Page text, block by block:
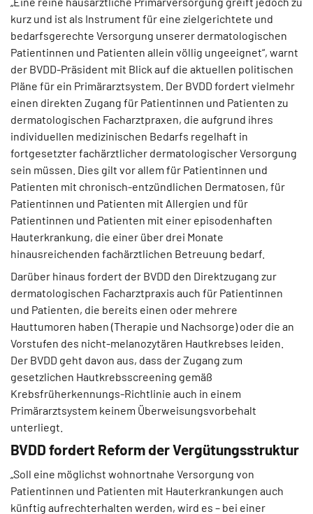
kurz und ist als Instrument für eine zielgerichtete und
bedarfsgerechte Versorgung unserer dermatologischen
Patientinnen und Patienten allein völlig ungeeignet“, warnt
der BVDD-Präsident mit Blick auf die aktuellen politischen
Pläne für ein Primärarztsystem. Der BVDD fordert vielmehr
einen direkten Zugang für Patientinnen und Patienten zu
dermatologischen Facharztpraxen, die aufgrund ihres
individuellen medizinischen Bedarfs regelhaft in
fortgesetzter fachärztlicher dermatologischer Versorgung
sein müssen. Dies gilt vor allem für Patientinnen und
Patienten mit chronisch-entzündlichen Dermatosen, für
Patientinnen und Patienten mit Allergien und für
Patientinnen und Patienten mit einer episodenhaften
Hauterkrankung, die einer über drei Monate
hinausreichenden fachärztlichen Betreuung bedarf.
Darüber hinaus fordert der BVDD den Direktzugang zur
dermatologischen Facharztpraxis auch für Patientinnen
und Patienten, die bereits einen oder mehrere
Hauttumoren haben (Therapie und Nachsorge) oder die an
Vorstufen des nicht-melanozytären Hautkrebses leiden.
Der BVDD geht davon aus, dass der Zugang zum
gesetzlichen Hautkrebsscreening gemäß
Krebsfrüherkennungs-Richtlinie auch in einem
Primärarztsystem keinem Überweisungsvorbehalt
unterliegt.
BVDD fordert Reform der Vergütungsstruktur
„Soll eine möglichst wohnortnahe Versorgung von
Patientinnen und Patienten mit Hauterkrankungen auch
künftig aufrechterhalten werden, wird es – bei einer